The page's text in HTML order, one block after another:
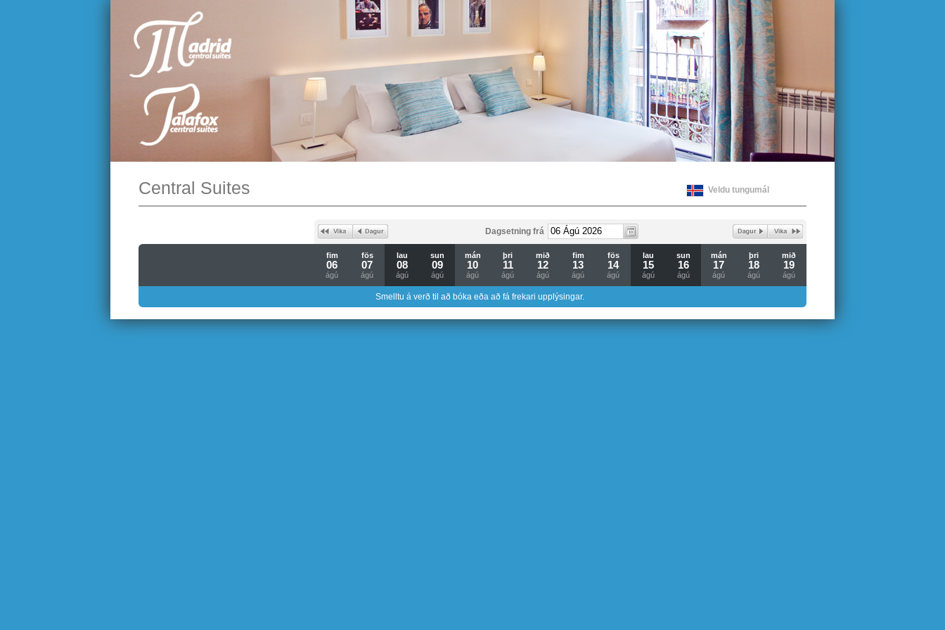
Veldu tungumál
Central Suites
Dagsetning frá
fim
06
ágú
fös
07
ágú
lau
08
ágú
sun
09
ágú
mán
10
ágú
þri
11
ágú
mið
12
ágú
fim
13
ágú
fös
14
ágú
lau
15
ágú
sun
16
ágú
mán
17
ágú
þri
18
ágú
mið
19
ágú
Smelltu á verð til að bóka eða að fá frekari upplýsingar.